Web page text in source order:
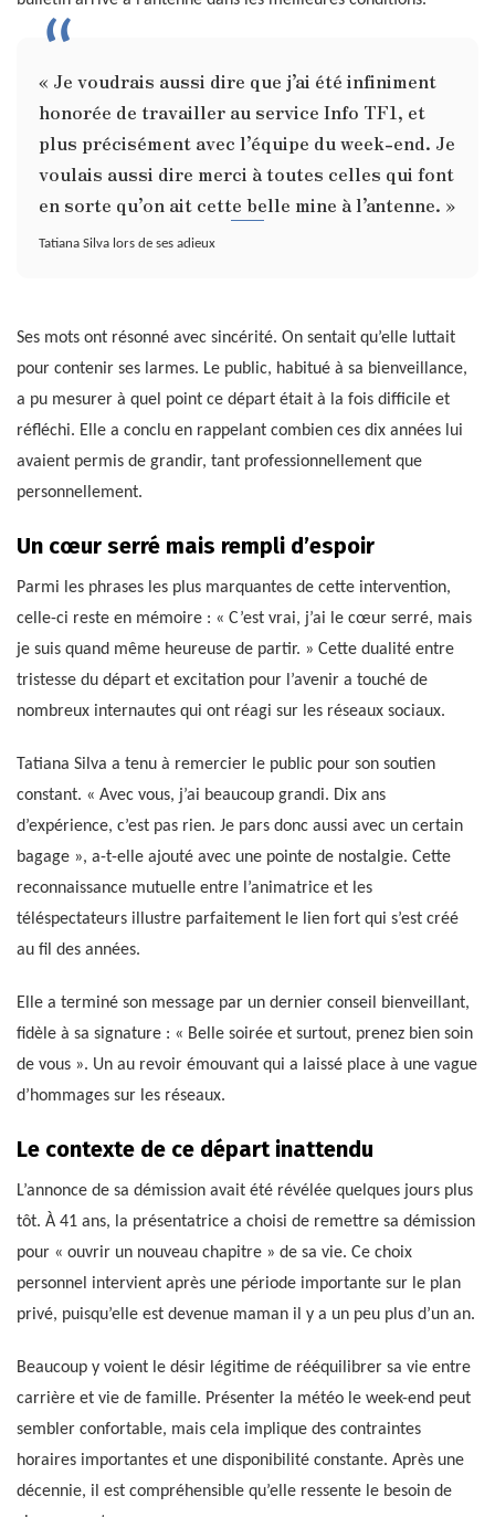
« Je voudrais aussi dire que j’ai été infiniment
honorée de travailler au service Info TF1, et
plus précisément avec l’équipe du week-end. Je
voulais aussi dire merci à toutes celles qui font
en sorte qu’on ait cette belle mine à l’antenne. »
Tatiana Silva lors de ses adieux
Ses mots ont résonné avec sincérité. On sentait qu’elle luttait
pour contenir ses larmes. Le public, habitué à sa bienveillance,
a pu mesurer à quel point ce départ était à la fois difficile et
réfléchi. Elle a conclu en rappelant combien ces dix années lui
avaient permis de grandir, tant professionnellement que
personnellement.
Un cœur serré mais rempli d’espoir
Parmi les phrases les plus marquantes de cette intervention,
celle-ci reste en mémoire : « C’est vrai, j’ai le cœur serré, mais
je suis quand même heureuse de partir. » Cette dualité entre
tristesse du départ et excitation pour l’avenir a touché de
nombreux internautes qui ont réagi sur les réseaux sociaux.
Tatiana Silva a tenu à remercier le public pour son soutien
constant. « Avec vous, j’ai beaucoup grandi. Dix ans
d’expérience, c’est pas rien. Je pars donc aussi avec un certain
bagage », a-t-elle ajouté avec une pointe de nostalgie. Cette
reconnaissance mutuelle entre l’animatrice et les
téléspectateurs illustre parfaitement le lien fort qui s’est créé
au fil des années.
Elle a terminé son message par un dernier conseil bienveillant,
fidèle à sa signature : « Belle soirée et surtout, prenez bien soin
de vous ». Un au revoir émouvant qui a laissé place à une vague
d’hommages sur les réseaux.
Le contexte de ce départ inattendu
L’annonce de sa démission avait été révélée quelques jours plus
tôt. À 41 ans, la présentatrice a choisi de remettre sa démission
pour « ouvrir un nouveau chapitre » de sa vie. Ce choix
personnel intervient après une période importante sur le plan
privé, puisqu’elle est devenue maman il y a un peu plus d’un an.
Beaucoup y voient le désir légitime de rééquilibrer sa vie entre
carrière et vie de famille. Présenter la météo le week-end peut
sembler confortable, mais cela implique des contraintes
horaires importantes et une disponibilité constante. Après une
décennie, il est compréhensible qu’elle ressente le besoin de